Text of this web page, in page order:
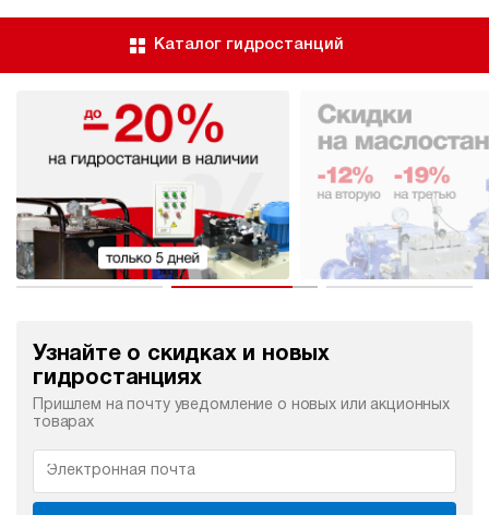
Каталог гидростанций
Узнайте о скидках и новых
гидростанциях
Пришлем на почту уведомление о новых или акционных
товарах